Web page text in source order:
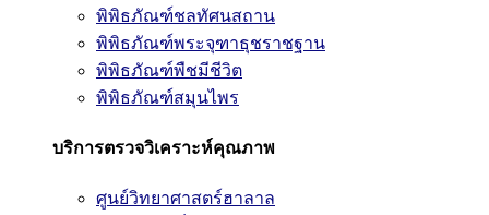
พิพิธภัณฑ์ชลทัศนสถาน
พิพิธภัณฑ์พระจุฑาธุชราชฐาน
พิพิธภัณฑ์พืชมีชีวิต
พิพิธภัณฑ์สมุนไพร
บริการตรวจวิเคราะห์คุณภาพ
ศูนย์วิทยาศาสตร์ฮาลาล